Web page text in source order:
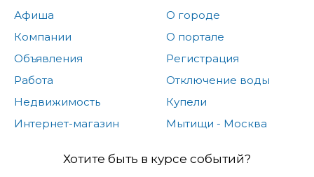
Афиша
Компании
Объявления
Работа
Недвижимость
Интернет-магазин
О городе
О портале
Регистрация
Отключение воды
Купели
Мытищи - Москва
Хотите быть в курсе событий?